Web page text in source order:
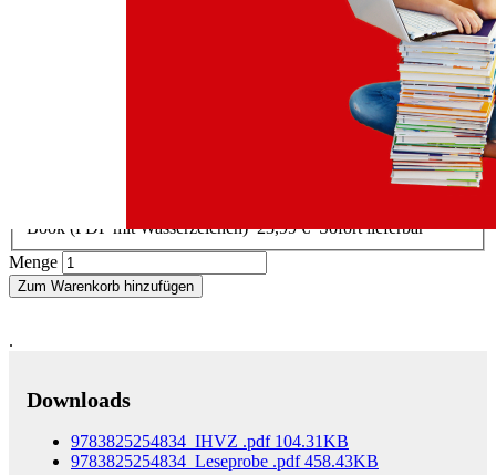
Bachelorarbeit in Psychologie
E-Book
Book (PDF mit Wasserzeichen) 23,99 € Sofort lieferbar
Menge
Zum Warenkorb hinzufügen
.
Downloads
9783825254834_IHVZ .pdf 104.31KB
9783825254834_Leseprobe .pdf 458.43KB